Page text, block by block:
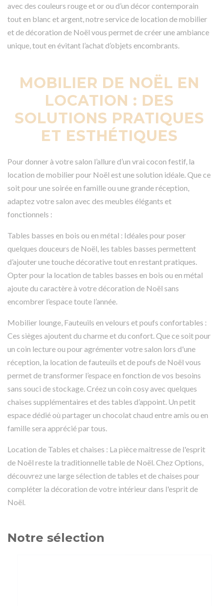
avec des couleurs rouge et or ou d’un décor contemporain
tout en blanc et argent, notre service de location de mobilier
et de décoration de Noël vous permet de créer une ambiance
unique, tout en évitant l’achat d’objets encombrants.
MOBILIER DE NOËL EN
LOCATION : DES
SOLUTIONS PRATIQUES
ET ESTHÉTIQUES
Pour donner à votre salon l’allure d’un vrai cocon festif, la
location de mobilier pour Noël est une solution idéale. Que ce
soit pour une soirée en famille ou une grande réception,
adaptez votre salon avec des meubles élégants et
fonctionnels :
Tables basses en bois ou en métal : Idéales pour poser
quelques douceurs de Noël, les tables basses permettent
d’ajouter une touche décorative tout en restant pratiques.
Opter pour la location de tables basses en bois ou en métal
ajoute du caractère à votre décoration de Noël sans
encombrer l’espace toute l’année.
Mobilier lounge, Fauteuils en velours et poufs confortables :
Ces sièges ajoutent du charme et du confort. Que ce soit pour
un coin lecture ou pour agrémenter votre salon lors d'une
réception, la location de fauteuils et de poufs de Noël vous
permet de transformer l’espace en fonction de vos besoins
sans souci de stockage. Créez un coin cosy avec quelques
chaises supplémentaires et des tables d’appoint. Un petit
espace dédié où partager un chocolat chaud entre amis ou en
famille sera apprécié par tous.
Location de Tables et chaises : La pièce maitresse de l'esprit
de Noël reste la traditionnelle table de Noël. Chez Options,
découvrez une large sélection de tables et de chaises pour
compléter la décoration de votre intérieur dans l'esprit de
Noël.
Notre sélection